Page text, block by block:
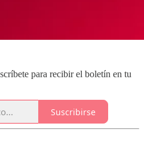
para recibir el boletín en tu
Suscribirse